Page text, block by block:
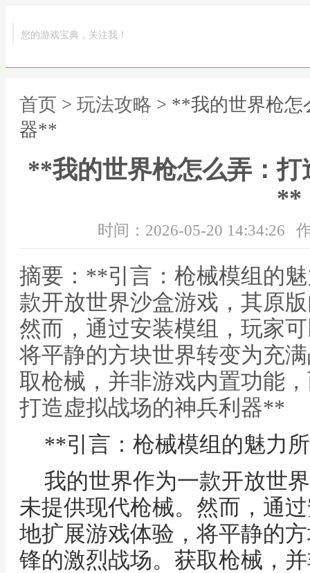
您的游戏宝典，关注我！
首页 > 玩法攻略 > **我的世界枪怎
器**
**我的世界枪怎么弄：
**
时间：2026-05-20 14:34:26
摘要：**引言：枪械模组的
款开放世界沙盒游戏，其原
然而，通过安装模组，玩家
将平静的方块世界转变为充
取枪械，并非游戏内置功能
打造虚拟战场的神兵利器**
**引言：枪械模组的魅力
我的世界作为一款开放世
未提供现代枪械。然而，通
地扩展游戏体验，将平静的
锋的激烈战场。获取枪械，